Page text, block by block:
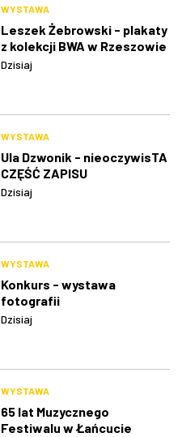
WYSTAWA
Leszek Żebrowski - plakaty
z kolekcji BWA w Rzeszowie
Dzisiaj
WYSTAWA
Ula Dzwonik - nieoczywisTA
CZĘŚĆ ZAPISU
Dzisiaj
WYSTAWA
Konkurs - wystawa
fotografii
Dzisiaj
WYSTAWA
65 lat Muzycznego
Festiwalu w Łańcucie